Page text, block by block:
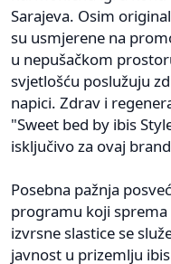
Sarajeva. Osim
su usmjerene na
u nepušačkom
svjetlošću poslužuju
napici. Zdrav i
"Sweet bed by ibis
isključivo za ovaj
Posebna pažnja
programu koji
izvrsne slastice se
javnost u prizemlju